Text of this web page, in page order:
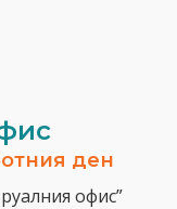
ден
офис”